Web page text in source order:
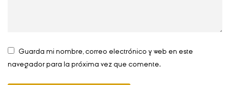
Guarda mi nombre, correo electrónico y web en este
navegador para la próxima vez que comente.